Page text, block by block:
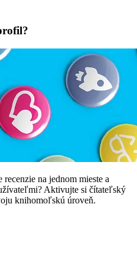
na jednom mieste a
Aktivujte si čítateľský
knihomoľskú úroveň.